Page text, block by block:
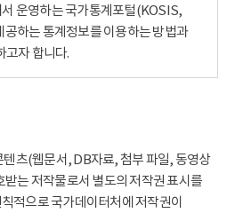
운영하는 국가통계포털(KOSIS,
공하는 통계정보를 이용하는 방법과
고자 합니다.
츠(웹문서, DB자료, 첨부 파일, 동영상
는 저작물로서 별도의 저작권 표시를
적으로 국가데이터처에 저작권이